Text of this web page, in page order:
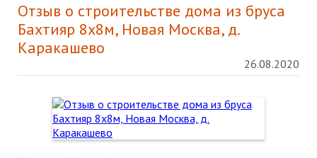
Отзыв о строительстве дома из бруса
Бахтияр 8х8м, Новая Москва, д.
Каракашево
26.08.2020